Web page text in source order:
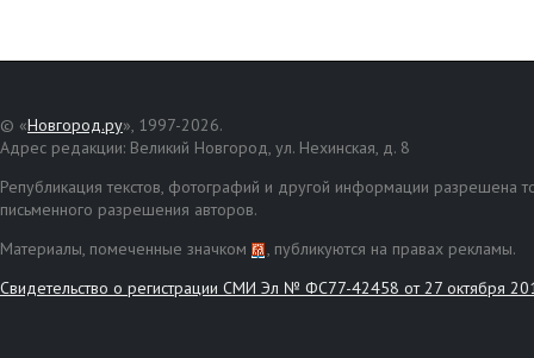
© «Новгород.ру», 1997-2026.
Адрес редакции: Великий Новгород, ул. Нехинская, д. 8
Републикация текстов, фотографий и другой информации разрешена
письменного разрешения авторов.
Материалы, помеченные значком
, публикуются на правах рекламы.
Свидетельство о регистрации СМИ Эл № ФС77-42458 от 27 октября